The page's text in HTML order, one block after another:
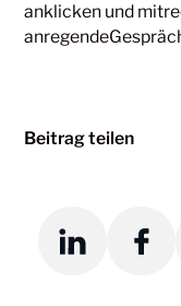
anklicken und
Beitrag teilen